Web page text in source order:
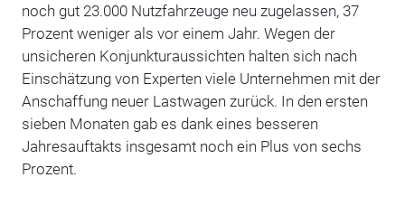
noch gut 23.000 Nutzfahrzeuge neu zugelassen, 37
Prozent weniger als vor einem Jahr. Wegen der
unsicheren Konjunkturaussichten halten sich nach
Einschätzung von Experten viele Unternehmen mit der
Anschaffung neuer Lastwagen zurück. In den ersten
sieben Monaten gab es dank eines besseren
Jahresauftakts insgesamt noch ein Plus von sechs
Prozent.